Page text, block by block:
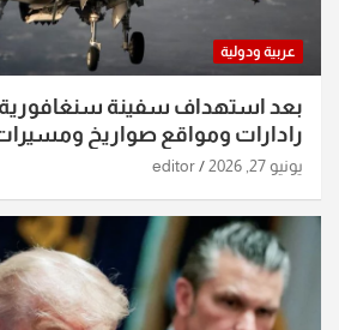
عربية ودولية
بعد استهداف سفينة
رادارات ومواقع صواريخ
الساعات الماضية
يونيو 27, 2026 editor